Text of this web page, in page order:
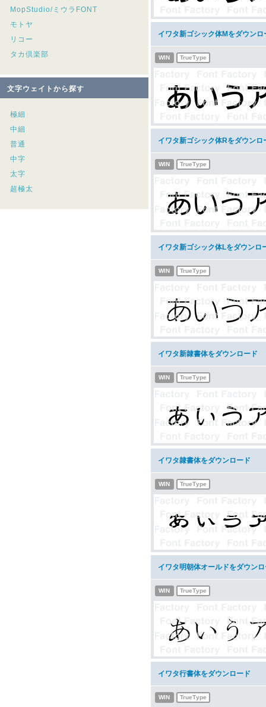
MopStudio/ミウラFONT
モトヤ
リコー
タカ倶楽部
文字ウェイトから探す
極細
中細
普通
中字
太字
超極太
イワタ新ゴシック体Mをダウンロ
WIN TrueType
イワタ新ゴシック体Rをダウンロ
WIN TrueType
イワタ新ゴシック体Lをダウンロ
WIN TrueType
イワタ新隷書体をダウンロード
WIN TrueType
イワタ隷書体をダウンロード
WIN TrueType
イワタ明朝体オールドをダウン
WIN TrueType
イワタ行書体をダウンロード
WIN TrueType